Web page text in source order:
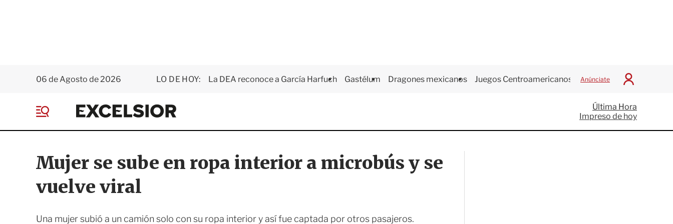
06 de Agosto de 2026 LO DE HOY: La DEA reconoce a García Harfuch Gastélum Dragones mexicanos Juegos Centroamericanos Anúnciate
I
c
i
a
E
x
e
i
o
e
Última Hora
Impreso de hoy
Mujer se sube en ropa interior a microbús y se
vuelve viral
Una mujer subió a un camión solo con su ropa interior y así fue captada por otros pasajeros.